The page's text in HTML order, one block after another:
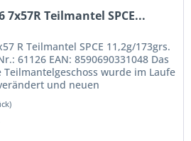
7x57R Teilmantel SPCE...
R Teilmantel SPCE 11,2g/173grs.
61126 EAN: 8590690331048 Das
wurde im Laufe
und neuen